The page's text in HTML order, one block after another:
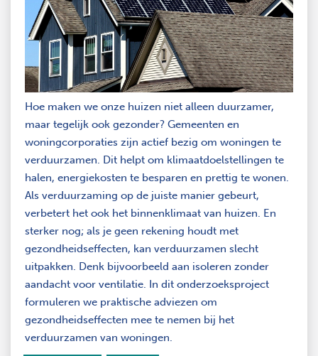
Hoe maken we onze huizen niet alleen duurzamer,
maar tegelijk ook gezonder? Gemeenten en
woningcorporaties zijn actief bezig om woningen te
verduurzamen. Dit helpt om klimaatdoelstellingen te
halen, energiekosten te besparen en prettig te wonen.
Als verduurzaming op de juiste manier gebeurt,
verbetert het ook het binnenklimaat van huizen. En
sterker nog; als je geen rekening houdt met
gezondheidseffecten, kan verduurzamen slecht
uitpakken. Denk bijvoorbeeld aan isoleren zonder
aandacht voor ventilatie. In dit onderzoeksproject
formuleren we praktische adviezen om
gezondheidseffecten mee te nemen bij het
verduurzamen van woningen.